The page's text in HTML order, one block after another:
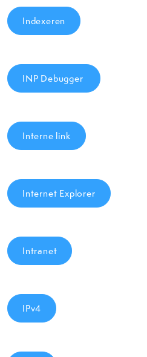
Indexeren
INP Debugger
Interne link
Internet Explorer
Intranet
IPv4